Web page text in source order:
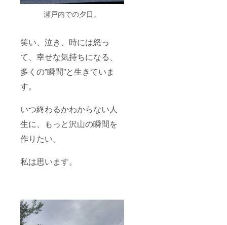
瀬戸内での夕日。
笑い、泣き、時には怒っ
て、幸せな気持ちになる、
多くの”瞬間”と生きていま
す。
いつ終わるかわからない人
生に、もっと沢山の瞬間を
作りたい。
私は思います。